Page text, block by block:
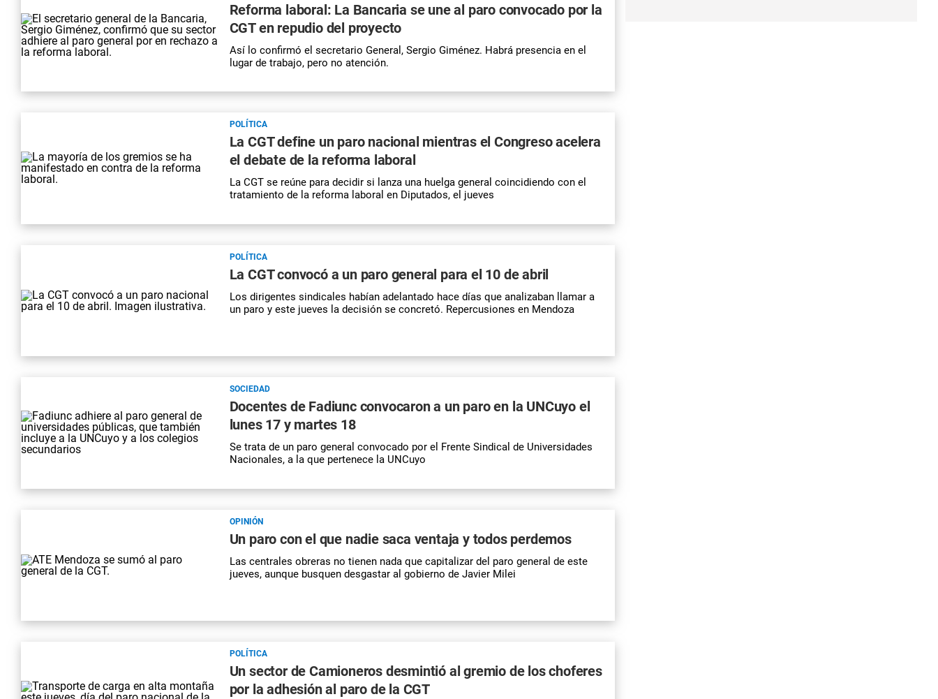
Reforma laboral: La Bancaria se une al paro convocado por la
CGT en repudio del proyecto
Así lo confirmó el secretario General, Sergio Giménez. Habrá presencia en el
lugar de trabajo, pero no atención.
POLÍTICA
La CGT define un paro nacional mientras el Congreso acelera
el debate de la reforma laboral
La CGT se reúne para decidir si lanza una huelga general coincidiendo con el
tratamiento de la reforma laboral en Diputados, el jueves
POLÍTICA
La CGT convocó a un paro general para el 10 de abril
Los dirigentes sindicales habían adelantado hace días que analizaban llamar a
un paro y este jueves la decisión se concretó. Repercusiones en Mendoza
SOCIEDAD
Docentes de Fadiunc convocaron a un paro en la UNCuyo el
lunes 17 y martes 18
Se trata de un paro general convocado por el Frente Sindical de Universidades
Nacionales, a la que pertenece la UNCuyo
OPINIÓN
Un paro con el que nadie saca ventaja y todos perdemos
Las centrales obreras no tienen nada que capitalizar del paro general de este
jueves, aunque busquen desgastar al gobierno de Javier Milei
POLÍTICA
Un sector de Camioneros desmintió al gremio de los choferes
por la adhesión al paro de la CGT